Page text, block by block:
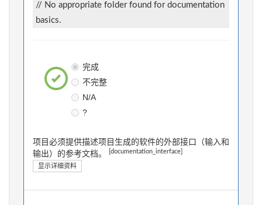
// No appropriate folder found for documentation
basics.
完成
不完整
N/A
?
项目必须提供描述项目生成的软件的外部接口（输入和
输出）的参考文档。
[documentation_interface]
显示详细资料